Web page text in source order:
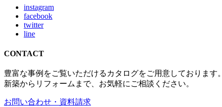
instagram
facebook
twitter
line
CONTACT
豊富な事例をご覧いただけるカタログをご用意しております。
新築からリフォームまで、お気軽にご相談ください。
お問い合わせ・資料請求